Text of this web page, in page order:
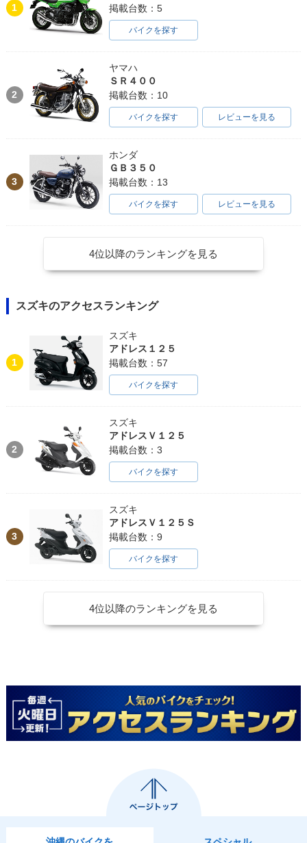
1
掲載台数：5
バイクを探す
2
ヤマハ
ＳＲ４００
掲載台数：10
バイクを探す レビューを見る
3
ホンダ
ＧＢ３５０
掲載台数：13
バイクを探す レビューを見る
4位以降のランキングを見る
スズキのアクセスランキング
1
スズキ
アドレス１２５
掲載台数：57
バイクを探す
2
スズキ
アドレスＶ１２５
掲載台数：3
バイクを探す
3
スズキ
アドレスＶ１２５Ｓ
掲載台数：9
バイクを探す
4位以降のランキングを見る